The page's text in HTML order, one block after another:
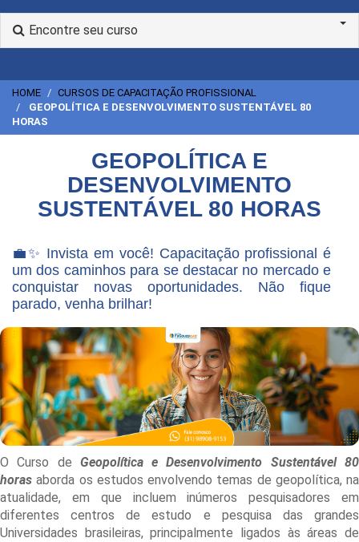
Encontre seu curso
HOME
CURSOS DE CAPACITAÇÃO PROFISSIONAL
GEOPOLÍTICA E DESENVOLVIMENTO SUSTENTÁVEL 80
HORAS
GEOPOLÍTICA E
DESENVOLVIMENTO
SUSTENTÁVEL 80 HORAS
💼✨ Invista em você! Capacitação profissional é
um dos caminhos para se destacar no mercado e
conquistar novas oportunidades. Não fique
parado, venha brilhar!
O Curso de Geopolítica e Desenvolvimento Sustentável 80
horasaborda os estudos envolvendo temas de geopolítica, na
atualidade, em que incluem inúmeros pesquisadores em
diferentes centros de estudo e pesquisa das grandes
Universidades brasileiras, principalmente ligados às áreas de